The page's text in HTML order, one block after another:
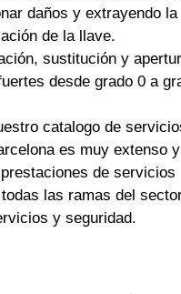
daños y extrayendo la
de la llave.
sustitución y
desde grado 0 a
catalogo de
es muy extenso
de servicios
las ramas del
y seguridad.